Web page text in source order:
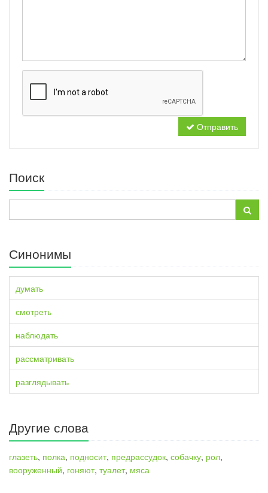
Отправить
Поиск
Синонимы
думать
смотреть
наблюдать
рассматривать
разглядывать
Другие слова
глазеть, полка, подносит, предрассудок, собачку, рол,
вооруженный, гоняют, туалет, мяса